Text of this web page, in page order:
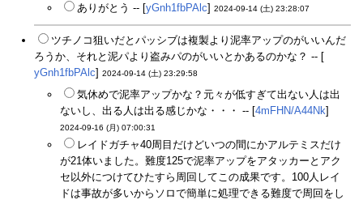
ありがとう -- [yGnh1fbPAlc] 2024-09-14 (土) 23:28:07
ツチノコ狙いだとパッシブは複製より泥率アップのがいいんだ
ろうか、それと泥パより盗みパのがいいとかあるのかな？ -- [
yGnh1fbPAlc] 2024-09-14 (土) 23:29:58
気休めで泥率アップかな？元々が低すぎて出ない人は出
ないし、出る人は出る感じかな・・・ -- [4mFHN/A44Nk]
2024-09-16 (月) 07:00:31
レイドガチャ40周目だけどいつの間にかアルテミスだけ
が21体いました。難度125で泥率アップをアタッカーとアク
セ以外につけてひたすら周回してこの成果です。100人レイ
ドは事故が多いからソロで簡単に処理できる難度で周回をし